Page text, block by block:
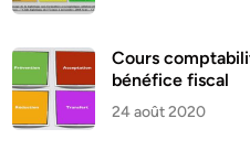
Cours
bénéfice fiscal
24 août 2020